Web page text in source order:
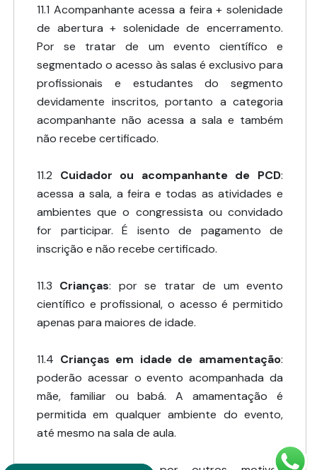
11.1 Acompanhante acessa a feira + solenidade
de abertura + solenidade de encerramento.
Por se tratar de um evento científico e
segmentado o acesso às salas é exclusivo para
profissionais e estudantes do segmento
devidamente inscritos, portanto a categoria
acompanhante não acessa a sala e também
não recebe certificado.
11.2 Cuidador ou acompanhante de PCD:
acessa a sala, a feira e todas as atividades e
ambientes que o congressista ou convidado
for participar. É isento de pagamento de
inscrição e não recebe certificado.
11.3 Crianças: por se tratar de um evento
científico e profissional, o acesso é permitido
apenas para maiores de idade.
11.4 Crianças em idade de amamentação:
poderão acessar o evento acompanhada da
mãe, familiar ou babá. A amamentação é
permitida em qualquer ambiente do evento,
até mesmo na sala de aula.